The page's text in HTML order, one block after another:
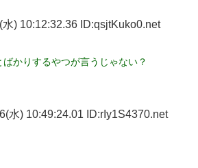
水) 10:12:32.36 ID:qsjtKuko0.net
かりするやつが言うじゃない？
水) 10:49:24.01 ID:rIy1S4370.net